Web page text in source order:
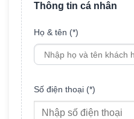
Thông tin cá nhân
Họ & tên (*)
Số điện thoại (*)